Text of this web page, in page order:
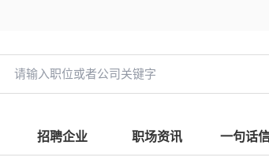
招聘企业 职场资讯 一句话